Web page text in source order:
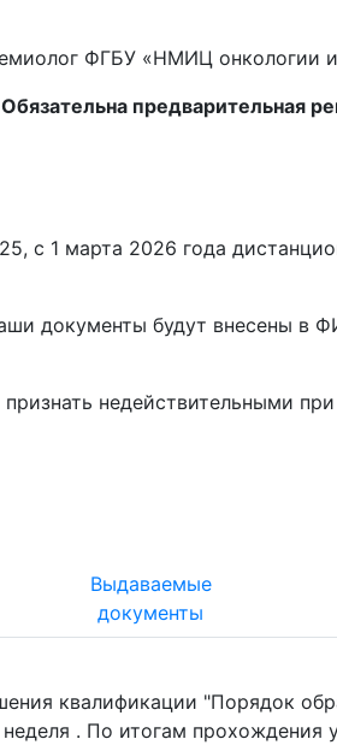
ФГБУ «НМИЦ онкологии
Обязательна предварительная
с 1 марта 2026 года
документы будут внесены в
признать недействительными
Выдаваемые
документы
квалификации "Порядок
. По итогам